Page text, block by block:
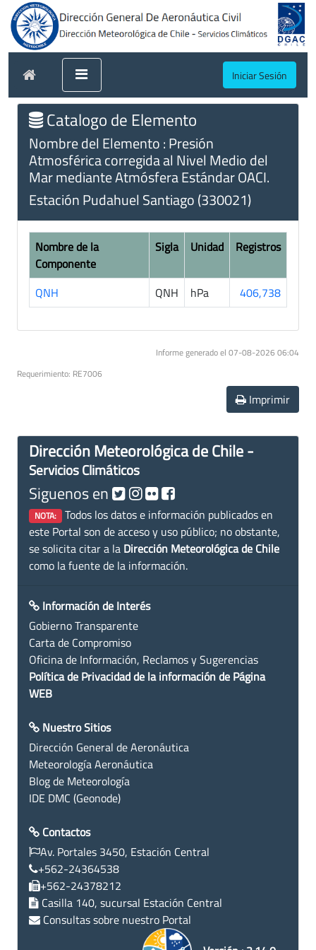
Iniciar Sesión
Catalogo de Elemento
Nombre del Elemento : Presión
Atmosférica corregida al Nivel Medio del
Mar mediante Atmósfera Estándar OACI.
Estación Pudahuel Santiago (330021)
Nombre de la
Componente
Sigla Unidad Registros
QNH QNH hPa 406,738
Informe generado el 07-08-2026 06:04
Requerimiento: RE7006
Imprimir
Dirección Meteorológica de Chile -
Servicios Climáticos
Siguenos en
NOTA: Todos los datos e información publicados en
este Portal son de acceso y uso público; no obstante,
se solicita citar a la Dirección Meteorológica de Chile
como la fuente de la información.
Información de Interés
Gobierno Transparente
Carta de Compromiso
Oficina de Información, Reclamos y Sugerencias
Política de Privacidad de la información de Página
WEB
Nuestro Sitios
Dirección General de Aeronáutica
Meteorología Aeronáutica
Blog de Meteorología
IDE DMC (Geonode)
Contactos
Av. Portales 3450, Estación Central
+562-24364538
+562-24378212
Casilla 140, sucursal Estación Central
Consultas sobre nuestro Portal